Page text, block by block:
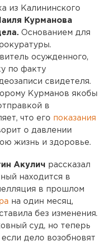
из Калининского
Курманова
Основанием для
осужденного,
по факту
свидетеля.
Курманов якобы
в
что его показания
о давлении
жизнь и здоровье.
Акулич рассказал
находится в
в прошлом
на один месяц,
без изменения.
суд, но теперь
дело возобновят